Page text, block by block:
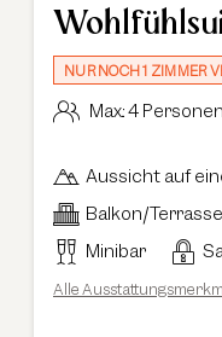
NUR NOCH 1 ZIMMER
Max.: 4 Personen
Aussicht auf
Balkon/Terrasse
Minibar
Alle